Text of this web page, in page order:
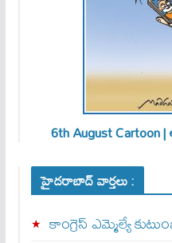
6th August Cartoon
హైదరాబాద్ వార్తలు :
కాంగ్రెస్ ఎమ్మెల్యే